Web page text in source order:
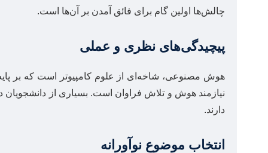
چالش‌ها اولین گام برای فائق آمدن بر آن‌ها است.
پیچیدگی‌های نظری و عملی
هوش مصنوعی، شاخه‌ای از علوم کامپیوتر است که بر
نیازمند هوش و تلاش فراوان است. بسیاری از دانشجویان
دارند.
انتخاب موضوع نوآورانه